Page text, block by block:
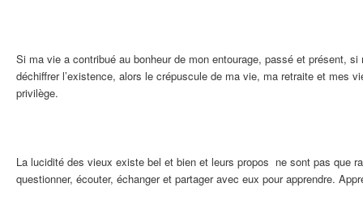
Si ma vie a contribué au bonheur de mon entourage, passé et présent,
déchiffrer l’existence, alors le crépuscule de ma vie, ma retraite et mes
privilège.
La lucidité des vieux existe bel et bien et leurs propos ne sont pas que
questionner, écouter, échanger et partager avec eux pour apprendre.